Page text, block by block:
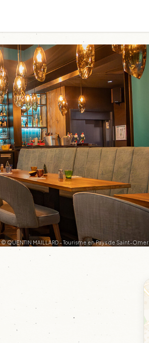
© QUENTIN MAILLARD - Tourisme en Pays de Saint-Omer